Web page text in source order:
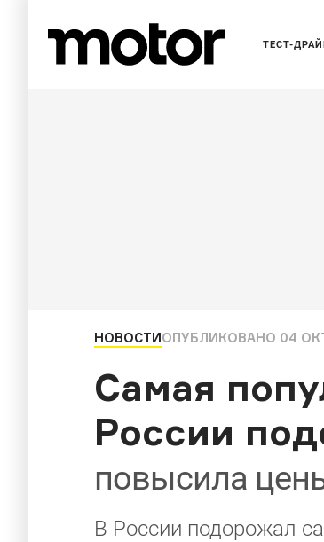
ТЕСТ-
НОВОСТИОПУБЛИКОВАНО 04
Самая
России
повысила
В России подорожал